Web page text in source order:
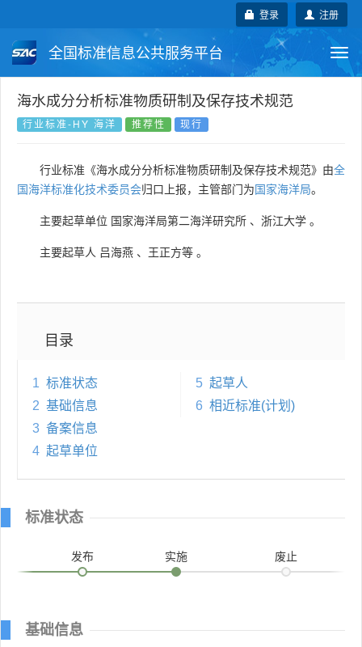
注册
登录
全国标准信息公共服务平台
国家标准 行业标准 地方标准
国外标准 技术委员会
海水成分分析标准物质研制及保存技术规范
行业标准-HY 海洋 推荐性 现行
行业标准《海水成分分析标准物质研制及保存技术规范》由全
国海洋标准化技术委员会归口上报，主管部门为国家海洋局。
主要起草单位 国家海洋局第二海洋研究所 、 浙江大学 。
主要起草人 吕海燕 、 王正方等 。
目录
1 标准状态
2 基础信息
3 备案信息
4 起草单位
5 起草人
6 相近标准(计划)
标准状态
发布 实施 废止
基础信息